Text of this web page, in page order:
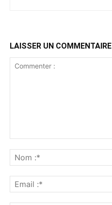
LAISSER UN COMMENTAIRE